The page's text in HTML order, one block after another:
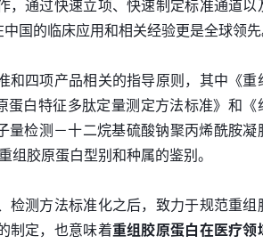
，通过快速立项、快速制定标准通道以
国的临床应用和相关经验更是全球领
和四项产品相关的指导原则，其中《重
白特征多肽定量测定方法标准》和《
量检测－十二烷基硫酸钠聚丙烯酰胺凝
胶原蛋白型别和种属的鉴别。
检测方法标准化之后，致力于规范重组
制定，也意味着重组胶原蛋白在医疗领